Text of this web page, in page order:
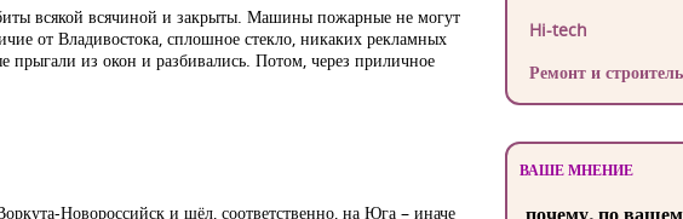
всякой всячиной и закрыты. Машины пожарные не могут
от Владивостока, сплошное стекло, никаких рекламных
прыгали из окон и разбивались. Потом, через приличное
Новороссийск и шёл, соответственно, на Юга – иначе
Hi-tech
Ремонт и
ВАШЕ МНЕНИЕ